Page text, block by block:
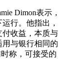
Dimon表示，
行。他指出，
付收益，本质与
与银行相同的
称，可接受的